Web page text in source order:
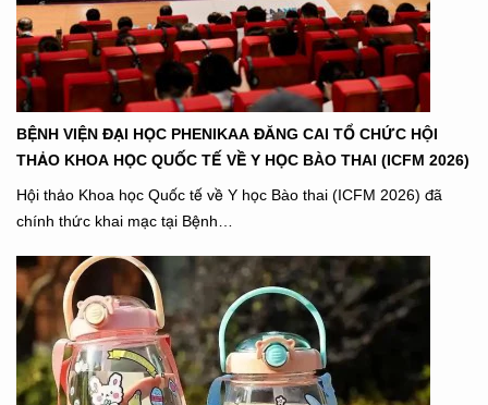
BỆNH VIỆN ĐẠI HỌC PHENIKAA ĐĂNG CAI TỔ CHỨC HỘI
THẢO KHOA HỌC QUỐC TẾ VỀ Y HỌC BÀO THAI (ICFM 2026)
Hội thảo Khoa học Quốc tế về Y học Bào thai (ICFM 2026) đã
chính thức khai mạc tại Bệnh…